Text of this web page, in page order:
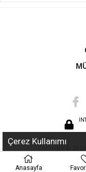
Copyright ©
Çerez Kullanımı
Anasayfa